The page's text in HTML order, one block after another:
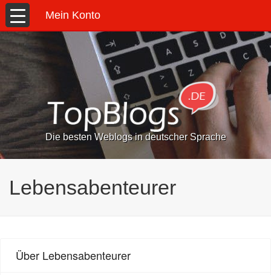
Mein Konto
Die besten Weblogs in deutscher Sprache
Lebensabenteurer
Über Lebensabenteurer